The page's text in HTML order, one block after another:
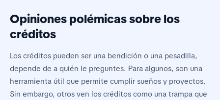
Opiniones polémicas sobre los
créditos
Los créditos pueden ser una bendición o una pesadilla,
depende de a quién le preguntes. Para algunos, son una
herramienta útil que permite cumplir sueños y proyectos.
Sin embargo, otros ven los créditos como una trampa que